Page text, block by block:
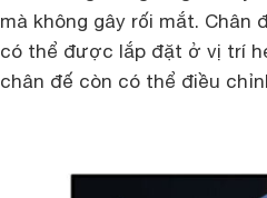
mà không gây rối mắt.
có thể được lắp đặt ở vị trí
chân đế còn có thể điều